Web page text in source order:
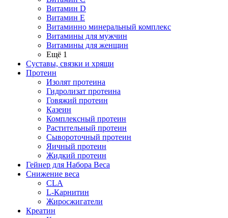
Витамин D
Витамин E
Витаминно минеральный комплекс
Витамины для мужчин
Витамины для женщин
Ещё 1
Суставы, связки и хрящи
Протеин
Изолят протеина
Гидролизат протеина
Говяжий протеин
Казеин
Комплексный протеин
Растительный протеин
Сывороточный протеин
Яичный протеин
Жидкий протеин
Гейнер для Набора Веса
Снижение веса
CLA
L-Карнитин
Жиросжигатели
Креатин